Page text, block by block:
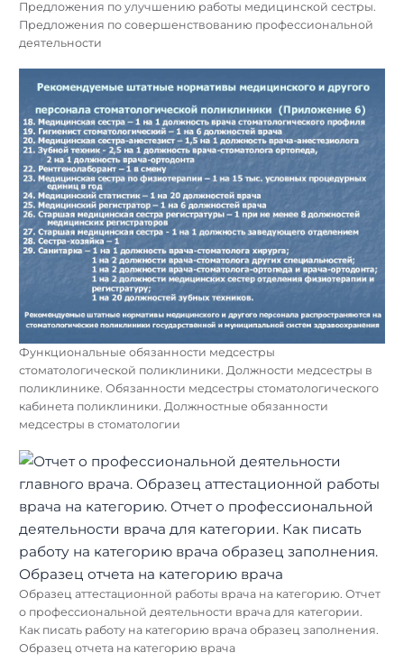
Предложения по улучшению работы медицинской сестры.
Предложения по совершенствованию профессиональной
деятельности
Функциональные обязанности медсестры
стоматологической поликлиники. Должности медсестры в
поликлинике. Обязанности медсестры стоматологического
кабинета поликлиники. Должностные обязанности
медсестры в стоматологии
Образец аттестационной работы врача на категорию. Отчет
о профессиональной деятельности врача для категории.
Как писать работу на категорию врача образец заполнения.
Образец отчета на категорию врача